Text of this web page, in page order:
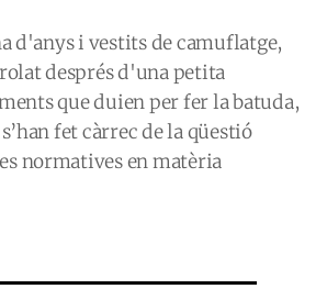
d'anys i vestits de camuflatge,
després d'una petita
que duien per fer la batuda,
fet càrrec de la qüestió
normatives en matèria